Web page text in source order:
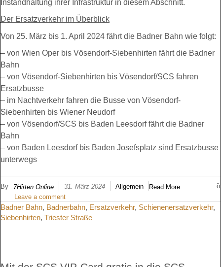
Instandhaltung ihrer Infrastruktur in diesem Abschnitt.
Der Ersatzverkehr im Überblick
Von 25. März bis 1. April 2024 fährt die Badner Bahn wie folgt:
– von Wien Oper bis Vösendorf-Siebenhirten fährt die Badner
Bahn
– von Vösendorf-Siebenhirten bis Vösendorf/SCS fahren
Ersatzbusse
– im Nachtverkehr fahren die Busse von Vösendorf-
Siebenhirten bis Wiener Neudorf
– von Vösendorf/SCS bis Baden Leesdorf fährt die Badner
Bahn
– von Baden Leesdorf bis Baden Josefsplatz sind Ersatzbusse
unterwegs
By 7Hirten Online 31. März 2024 Allgemein
Read More
Leave a comment
Badner Bahn, Badnerbahn, Ersatzverkehr, Schienenersatzverkehr,
Siebenhirten, Triester Straße